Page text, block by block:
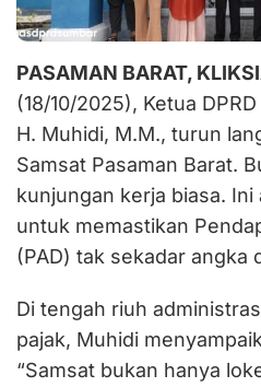
PASAMAN BARAT,
(18/10/2025), Ketua
H. Muhidi, M.M., turun
Samsat Pasaman Barat.
kunjungan kerja biasa.
untuk memastikan
(PAD) tak sekadar angka
Di tengah riuh
pajak, Muhidi
“Samsat bukan hanya